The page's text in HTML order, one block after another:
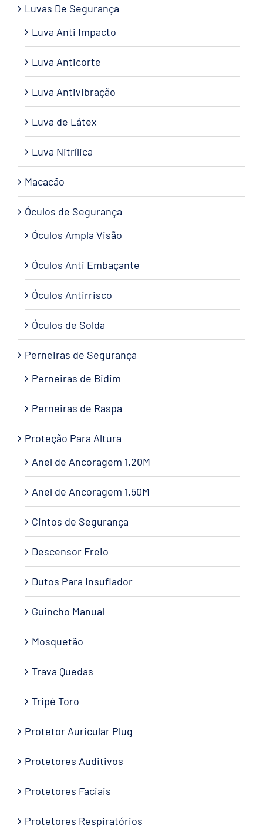
Luvas De Segurança
Luva Anti Impacto
Luva Anticorte
Luva Antivibração
Luva de Látex
Luva Nitrílica
Macacão
Óculos de Segurança
Óculos Ampla Visão
Óculos Anti Embaçante
Óculos Antirrisco
Óculos de Solda
Perneiras de Segurança
Perneiras de Bidim
Perneiras de Raspa
Proteção Para Altura
Anel de Ancoragem 1.20M
Anel de Ancoragem 1.50M
Cintos de Segurança
Descensor Freio
Dutos Para Insuflador
Guincho Manual
Mosquetão
Trava Quedas
Tripé Toro
Protetor Auricular Plug
Protetores Auditivos
Protetores Faciais
Protetores Respiratórios